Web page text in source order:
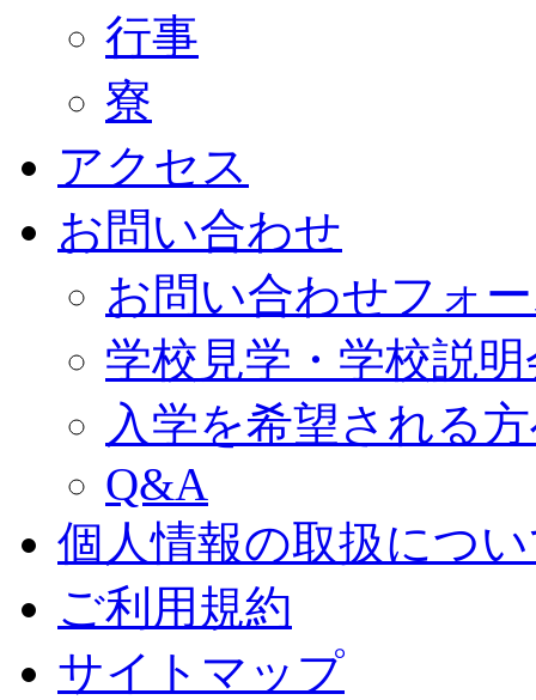
行事
寮
アクセス
お問い合わせ
お問い合わせフォ
学校見学・学校説明
入学を希望される
Q&A
個人情報の取扱につ
ご利用規約
サイトマップ